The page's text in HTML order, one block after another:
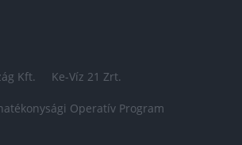
Kft. Ke-Víz 21 Zrt.
Operatív Program